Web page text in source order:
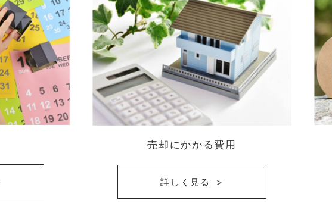
売却にかかる費用
詳しく見る